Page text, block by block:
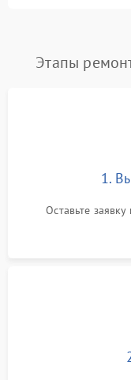
Этапы
1.
Оставьте